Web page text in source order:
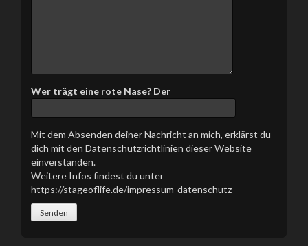
Wer trägt eine rote Nase? Der
Mit dem Absenden deiner Nachricht an mich, erklärst du
dich mit den Datenschutzrichtlinien dieser Website
einverstanden.
Weitere Infos findest du unter
https://stageoflife.de/impressum-datenschutz